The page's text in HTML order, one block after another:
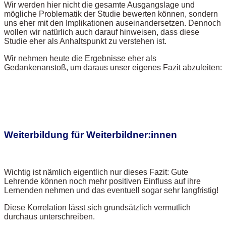
Wir werden hier nicht die gesamte Ausgangslage und
mögliche Problematik der Studie bewerten können, sondern
uns eher mit den Implikationen auseinandersetzen. Dennoch
wollen wir natürlich auch darauf hinweisen, dass diese
Studie eher als Anhaltspunkt zu verstehen ist.
Wir nehmen heute die Ergebnisse eher als
Gedankenanstoß, um daraus unser eigenes Fazit abzuleiten:
Weiterbildung für Weiterbildner:innen
Wichtig ist nämlich eigentlich nur dieses Fazit: Gute
Lehrende können noch mehr positiven Einfluss auf ihre
Lernenden nehmen und das eventuell sogar sehr langfristig!
Diese Korrelation lässt sich grundsätzlich vermutlich
durchaus unterschreiben.